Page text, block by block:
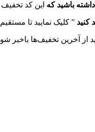
باشید که این کد
کنید ” کلیک نمایید تا
از آخرین تخفیف‌ها باخبر